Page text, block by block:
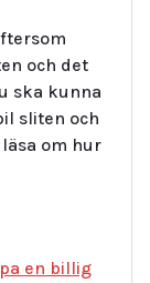
och det
ska kunna
sliten och
om hur
en billig